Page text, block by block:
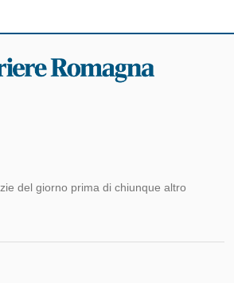
del giorno prima di chiunque altro